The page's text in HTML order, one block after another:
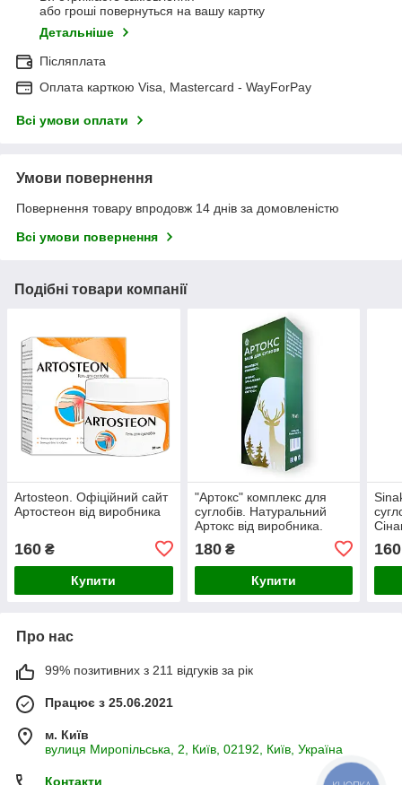
або гроші повернуться на вашу картку
Детальніше
Післяплата
Оплата карткою Visa, Mastercard - WayForPay
Всі умови оплати
Умови повернення
Повернення товару впродовж 14 днів за домовленістю
Всі умови повернення
Подібні товари компанії
Artosteon. Офіційний сайт
Артостеон від виробника
160 ₴
Купити
"Артокс" комплекс для
суглобів. Натуральний
Артокс від виробника.
180₴
Купити
160
Про нас
99% позитивних з 211 відгуків за рік
Працює з 25.06.2021
м. Київ
вулиця Миропільська, 2, Київ, 02192, Київ, Україна
Контакти